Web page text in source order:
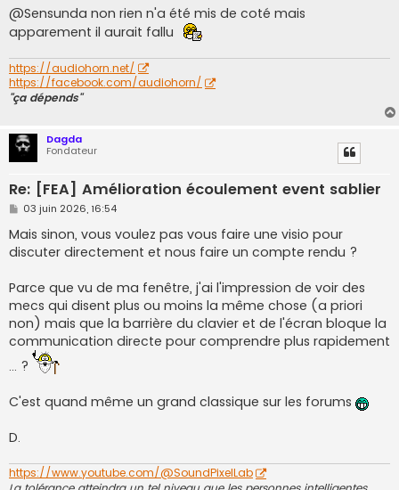
@Sensunda non rien n'a été mis de coté mais
apparement il aurait fallu
https://audiohorn.net/
https://facebook.com/audiohorn/
"ça dépends"
Dagda
Fondateur
Re: [FEA] Amélioration écoulement event sablier
M
s
s
a
03 juin 2026, 16:54
Mais sinon, vous voulez pas vous faire une visio pour
discuter directement et nous faire un compte rendu ?
Parce que vu de ma fenêtre, j'ai l'impression de voir des
mecs qui disent plus ou moins la même chose (a priori
non) mais que la barrière du clavier et de l'écran bloque la
communication directe pour comprendre plus rapidement
... ?
C'est quand même un grand classique sur les forums
D.
https://www.youtube.com/@SoundPixelLab